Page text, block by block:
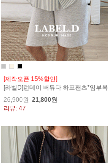
[제작오픈 15%할인]
[라벨D]런데이 버뮤다 하프팬츠*임부복
26,900원 21,800원
리뷰: 47